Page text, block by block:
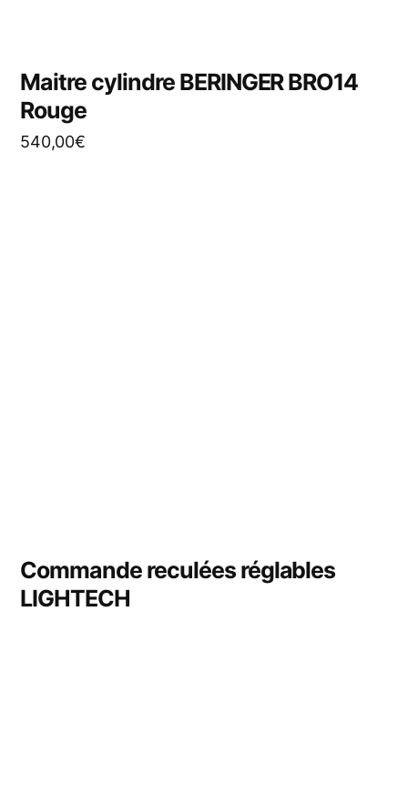
Maitre cylindre BERINGER BRO14
Rouge
540,00€
Commande reculées réglables
LIGHTECH